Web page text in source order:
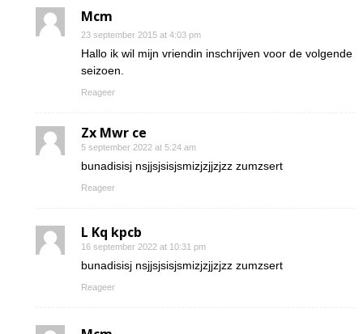
Mcm
23 september 2015 at 4:03 pm
Hallo ik wil mijn vriendin inschrijven voor de volgende
seizoen.
Reageer
Zx Mwr ce
5 september 2022 at 5:24 am
bunadisisj nsjjsjsisjsmizjzjjzjzz zumzsert
Reageer
L Kq kpcb
16 september 2022 at 10:31 pm
bunadisisj nsjjsjsisjsmizjzjjzjzz zumzsert
Reageer